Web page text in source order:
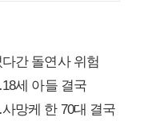
간 돌연사 위험
세 아들 결국
망케 한 70대 결국